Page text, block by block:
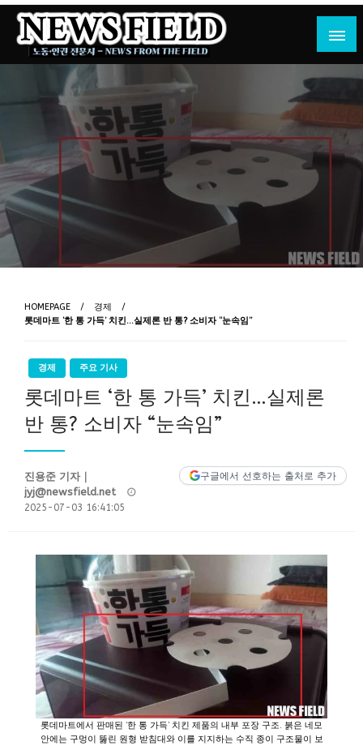
Skip
content
뉴스필드
노동·인권 전문지
HOMEPAGE
경제
롯데마트 ‘한 통 가득’ 치킨…실제론 반 통? 소비자 “눈속임”
경제 주요 기사
롯데마트 ‘한 통 가득’ 치킨…실제론
반 통? 소비자 “눈속임”
구글에서 선호하는 출처로 추가
진용준 기자｜
jyj@newsfield.net
2025-07-03 16:41:05
롯데마트에서 판매된 ‘한 통 가득’ 치킨 제품의 내부 포장 구조. 붉은 네모
안에는 구멍이 뚫린 원형 받침대와 이를 지지하는 수직 종이 구조물이 보